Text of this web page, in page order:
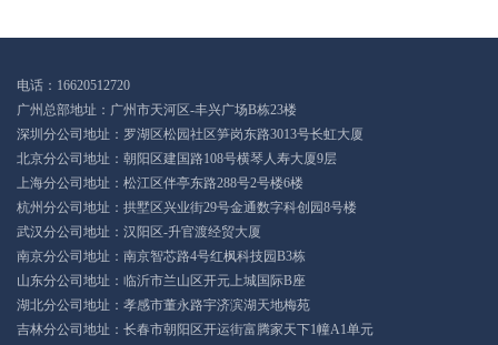
电话：16620512720
广州总部地址：广州市天河区-丰兴广场B栋23楼
深圳分公司地址：罗湖区松园社区笋岗东路3013号长虹大厦
北京分公司地址：朝阳区建国路108号横琴人寿大厦9层
上海分公司地址：松江区伴亭东路288号2号楼6楼
杭州分公司地址：拱墅区兴业街29号金通数字科创园8号楼
武汉分公司地址：汉阳区-升官渡经贸大厦
南京分公司地址：南京智芯路4号红枫科技园B3栋
山东分公司地址：临沂市兰山区开元上城国际B座
湖北分公司地址：孝感市董永路宇济滨湖天地梅苑
吉林分公司地址：长春市朝阳区开运街富腾家天下1幢A1单元